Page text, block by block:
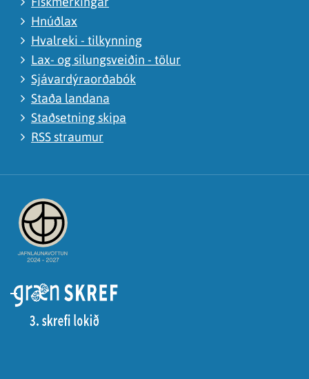
Hnúðlax
Hvalreki - tilkynning
Lax- og silungsveiðin - tölur
Sjávardýraorðabók
Staða landana
Staðsetning skipa
RSS straumur